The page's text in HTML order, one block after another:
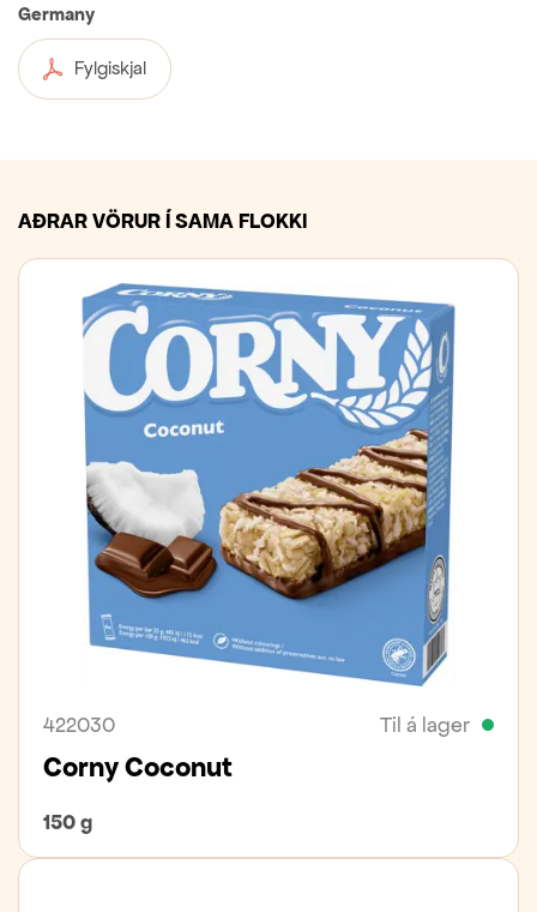
Germany
Fylgiskjal
AÐRAR VÖRUR Í SAMA FLOKKI
422030 Til á lager
Corny Coconut
150 g